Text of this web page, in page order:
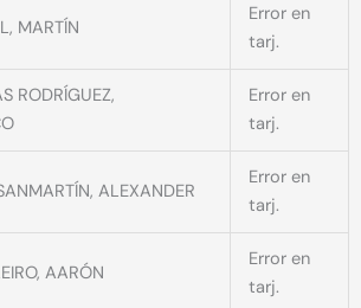
MARTÍN
Error en
tarj.
RODRÍGUEZ,
Error en
tarj.
ALEXANDER
Error en
tarj.
AARÓN
Error en
tarj.